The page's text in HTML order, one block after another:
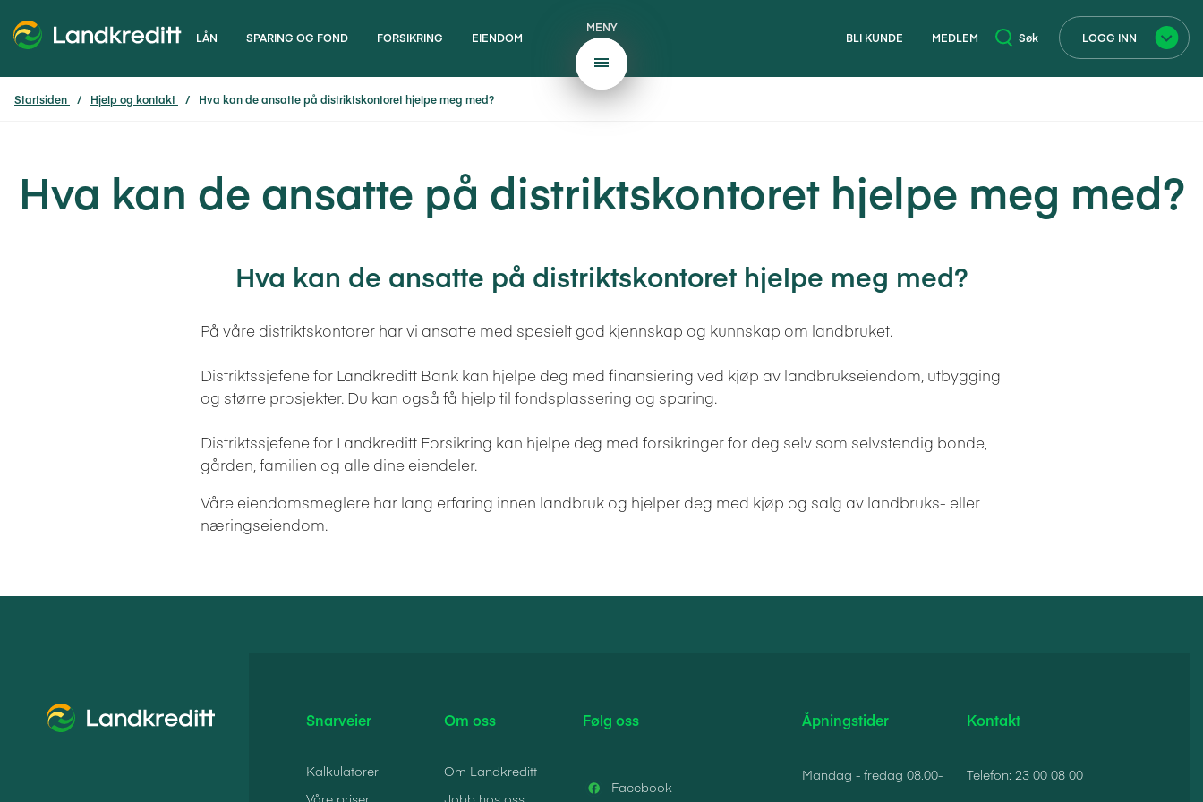
LÅN SPARING OG FOND FORSIKRING EIENDOM
MENY
BLI KUNDE MEDLEM Søk LOGG INN
Startsiden Hjelp og kontakt Hva kan de ansatte på distriktskontoret hjelpe meg med?
Hva kan de ansatte på distriktskontoret hjelpe meg med?
Hva kan de ansatte på distriktskontoret hjelpe meg med?
På våre distriktskontorer har vi ansatte med spesielt god kjennskap og kunnskap om landbruket.
Distriktssjefene for Landkreditt Bank kan hjelpe deg med finansiering ved kjøp av landbrukseiendom, utbygging
og større prosjekter. Du kan også få hjelp til fondsplassering og sparing.
Distriktssjefene for Landkreditt Forsikring kan hjelpe deg med forsikringer for deg selv som selvstendig bonde,
gården, familien og alle dine eiendeler.
Våre eiendomsmeglere har lang erfaring innen landbruk og hjelper deg med kjøp og salg av landbruks- eller
næringseiendom.
Snarveier
Kalkulatorer
Våre priser
Om oss
Om Landkreditt
Jobb hos oss
Følg oss
Facebook
Åpningstider
Mandag - fredag 08.00-
Kontakt
Telefon:23 00 08 00